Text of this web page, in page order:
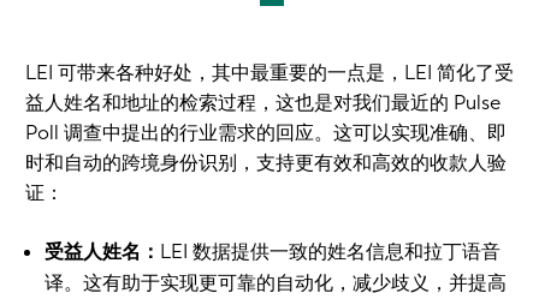
LEI 可带来各种好处，其中最重要的一点是，LEI 简化了受
益人姓名和地址的检索过程，这也是对我们最近的 Pulse
Poll 调查中提出的行业需求的回应。这可以实现准确、即
时和自动的跨境身份识别，支持更有效和高效的收款人验
证：
受益人姓名： LEI 数据提供一致的姓名信息和拉丁语音
译。这有助于实现更可靠的自动化，减少歧义，并提高